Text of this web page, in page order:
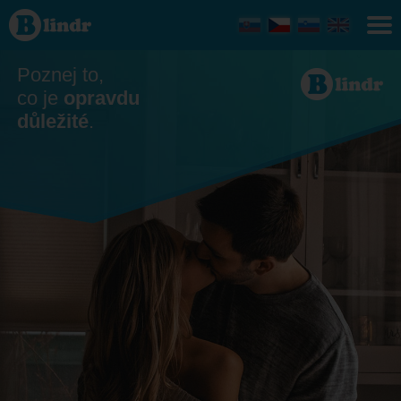
Seznamka
- On
hledá ji
Poznej to,
co je opravdu
důležité.